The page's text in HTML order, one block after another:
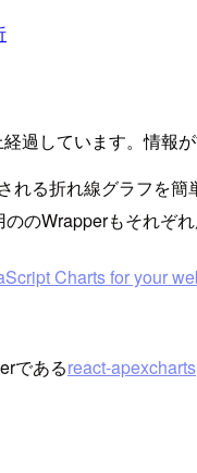
過しています。情報
れる折れ線グラフを
のWrapperもそれぞれ
Charts for your
であるreact-apexcharts